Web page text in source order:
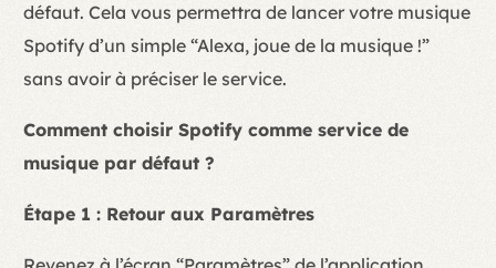
défaut. Cela vous permettra de lancer votre musique
Spotify d’un simple “Alexa, joue de la musique !”
sans avoir à préciser le service.
Comment choisir Spotify comme service de
musique par défaut ?
Étape 1 : Retour aux Paramètres